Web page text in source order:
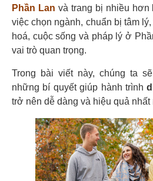
Phần Lan và trang bị nhiều
việc chọn ngành, chuẩn bị tâm
hoá, cuộc sống và pháp lý ở
vai trò quan trọng.
Trong bài viết này, chúng ta
những bí quyết giúp hành trình
trở nên dễ dàng và hiệu quả